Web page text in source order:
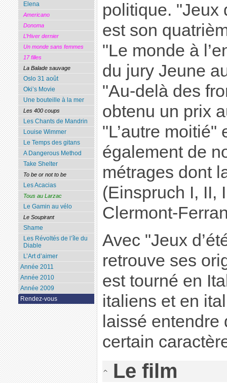
politique. "Jeux
est son
"Le monde à
du jury Jeune
"Au-delà des
obtenu un prix
"L’autre moitié"
également de
métrages dont
(Einspruch I, II,
Clermont-
Avec "Jeux
retrouve ses
est tourné en
italiens et en
laissé
certain
Le film
Elena
Americano
Donoma
L’Hiver dernier
Un monde sans femmes
17 filles
La Balade sauvage
Oslo 31 août
Oki’s Movie
Une bouteille à la mer
Les 400 coups
Les Chants de Mandrin
Louise Wimmer
Le Temps des gitans
A Dangerous Method
Take Shelter
To be or not to be
Les Acacias
Tous au Larzac
Le Gamin au vélo
Le Soupirant
Shame
Les Révoltés de l’île du
Diable
L’Art d’aimer
Année 2011
Année 2010
Année 2009
Rendez-vous